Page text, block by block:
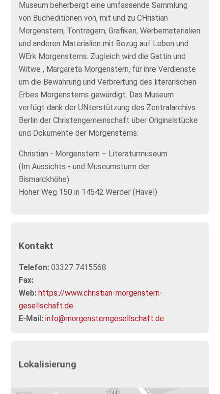
Museum beherbergt eine umfassende Sammlung
von Bucheditionen von, mit und zu CHristian
Morgenstern, Tonträgern, Grafiken, Werbematerialien
und anderen Materialien mit Bezug auf Leben und
WErk Morgensterns. Zugleich wird die Gattin und
Witwe , Margareta Morgenstern, für ihre Verdienste
um die Bewahrung und Verbreitung des literarischen
Erbes Morgensterns gewürdigt. Das Museum
verfügt dank der UNterstützung des Zentralarchivs
Berlin der Christengemeinschaft über Originalstücke
und Dokumente der Morgensterns.
Christian - Morgenstern – Literaturmuseum
(Im Aussichts - und Museumsturm der
Bismarckhöhe)
Hoher Weg 150 in 14542 Werder (Havel)
Kontakt
Telefon: 03327 7415568
Fax:
Web: https://www.christian-morgenstern-
gesellschaft.de
E-Mail: info@morgensterngesellschaft.de
Lokalisierung